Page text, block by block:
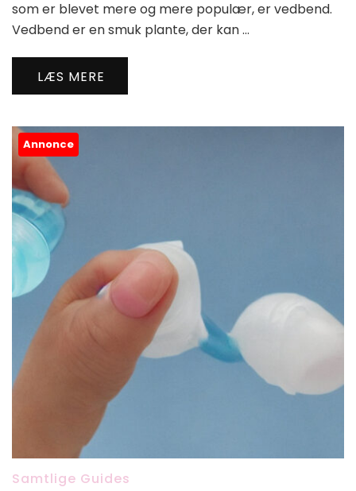
som er blevet mere og mere populær, er vedbend.
Vedbend er en smuk plante, der kan …
LÆS MERE
Annonce
Samtlige Guides